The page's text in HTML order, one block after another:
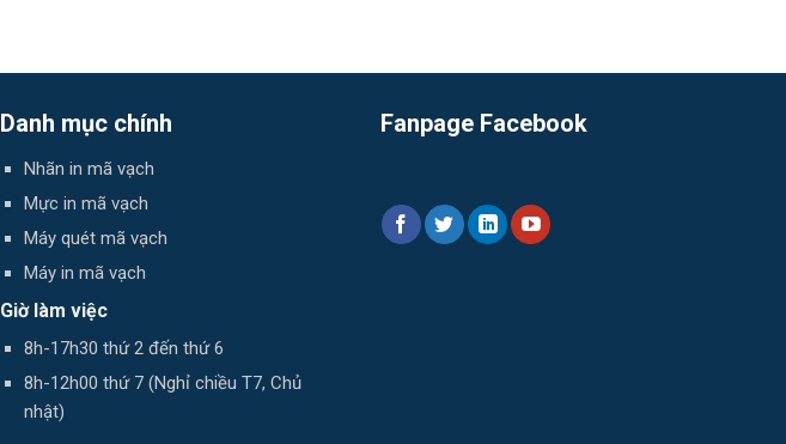
Danh mục chính
Nhãn in mã vạch
Mực in mã vạch
Máy quét mã vạch
Máy in mã vạch
Giờ làm việc
8h-17h30 thứ 2 đến thứ 6
8h-12h00 thứ 7 (Nghỉ chiều T7, Chủ
nhật)
Fanpage Facebook